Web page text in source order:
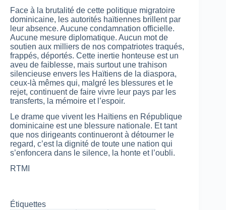
Face à la brutalité de cette politique migratoire
dominicaine, les autorités haïtiennes brillent par
leur absence. Aucune condamnation officielle.
Aucune mesure diplomatique. Aucun mot de
soutien aux milliers de nos compatriotes traqués,
frappés, déportés. Cette inertie honteuse est un
aveu de faiblesse, mais surtout une trahison
silencieuse envers les Haïtiens de la diaspora,
ceux-là mêmes qui, malgré les blessures et le
rejet, continuent de faire vivre leur pays par les
transferts, la mémoire et l’espoir.
Le drame que vivent les Haïtiens en République
dominicaine est une blessure nationale. Et tant
que nos dirigeants continueront à détourner le
regard, c’est la dignité de toute une nation qui
s’enfoncera dans le silence, la honte et l’oubli.
RTMI
Étiquettes